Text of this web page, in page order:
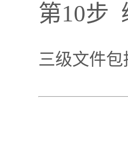
第10步
三级文件